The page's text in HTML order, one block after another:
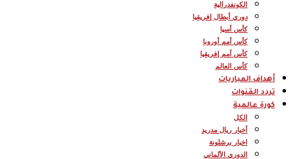
الكونفدرالية
دوري أبطال إفريقيا
كأس أسيا
كأس أمم أوروبا
كأس أمم إفريقيا
كأس العالم
أهداف المباريات
تردد القنوات
كورة عالمية
الكل
أخبار ريال مدريد
اخبار برشلونة
الدوري الألماني